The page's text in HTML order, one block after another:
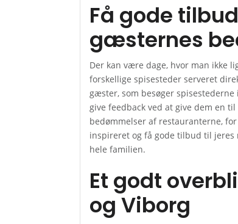
Få gode
gæsternes
Der kan være dage, hvor man ikke
forskellige spisesteder serveret
gæster, som besøger
give feedback ved at give dem en
bedømmelser af restauranterne,
inspireret og få gode tilbud til
hele familien.
Et godt
og Viborg